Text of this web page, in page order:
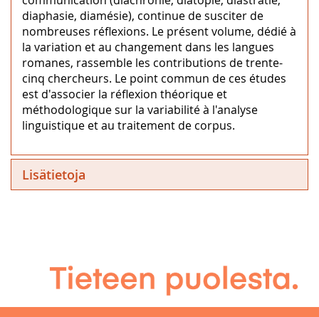
diaphasie, diamésie), continue de susciter de
nombreuses réflexions. Le présent volume, dédié à
la variation et au changement dans les langues
romanes, rassemble les contributions de trente-
cinq chercheurs. Le point commun de ces études
est d'associer la réflexion théorique et
méthodologique sur la variabilité à l'analyse
linguistique et au traitement de corpus.
Lisätietoja